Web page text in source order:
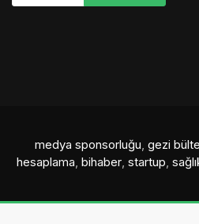
medya sponsorluğu, gezi
hesaplama, bihaber, startup,